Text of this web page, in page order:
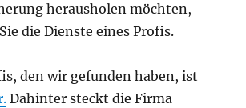
herausholen möchten,
die Dienste eines Profis.
den wir gefunden haben, ist
Dahinter steckt die Firma